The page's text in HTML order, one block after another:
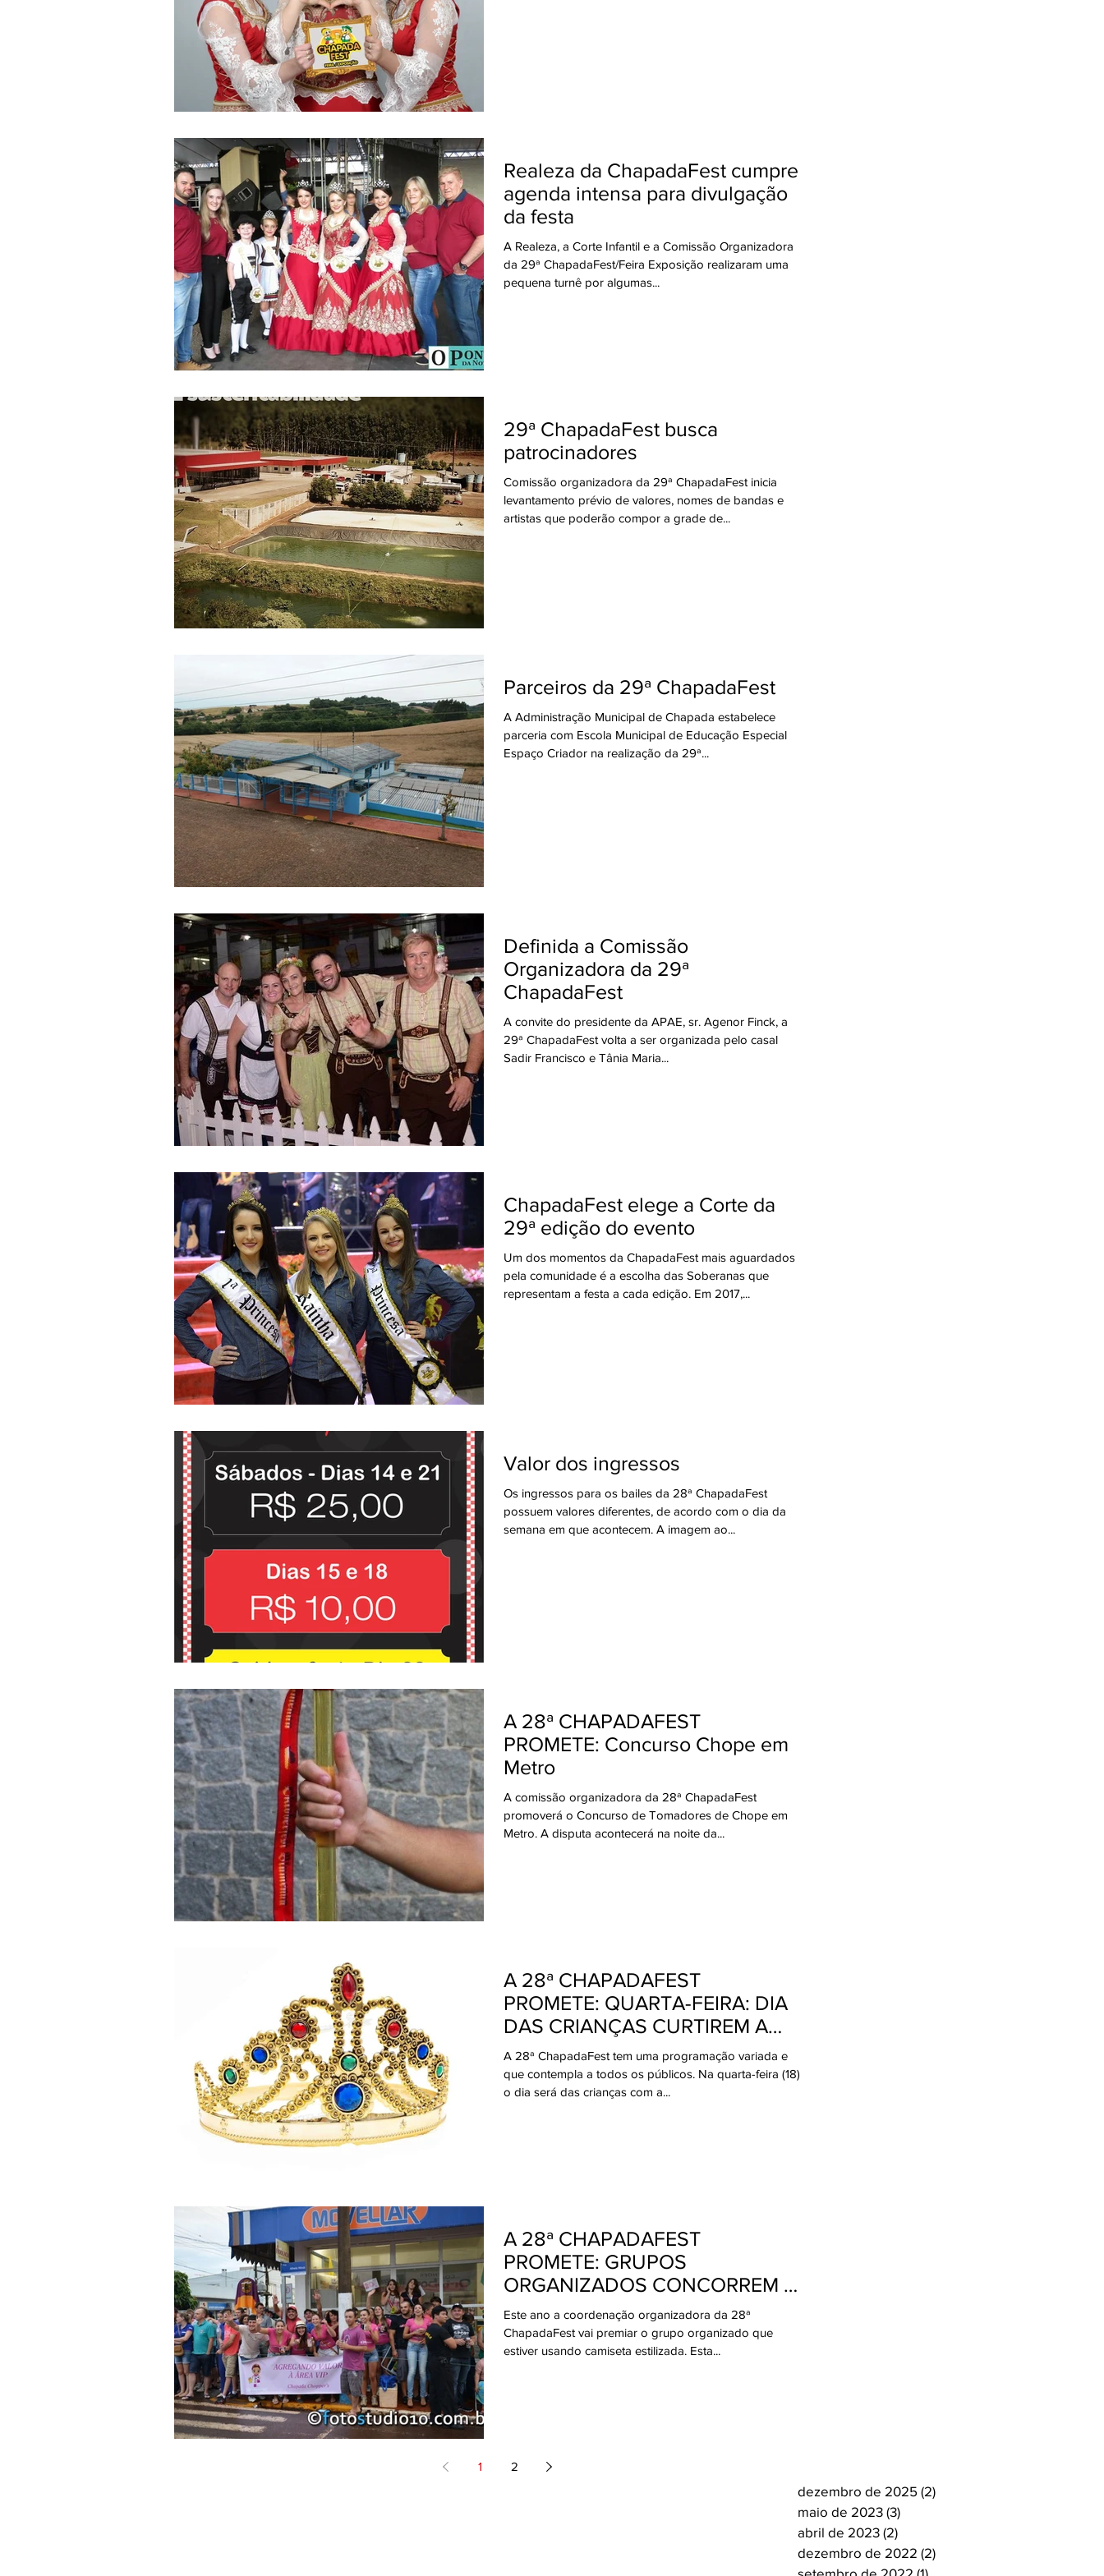
Realeza da ChapadaFest cumpre
agenda intensa para divulgação
da festa
A Realeza, a Corte Infantil e a Comissão Organizadora
da 29ª ChapadaFest/Feira Exposição realizaram uma
pequena turnê por algumas...
29ª ChapadaFest busca
patrocinadores
Comissão organizadora da 29ª ChapadaFest inicia
levantamento prévio de valores, nomes de bandas e
artistas que poderão compor a grade de...
Parceiros da 29ª ChapadaFest
A Administração Municipal de Chapada estabelece
parceria com Escola Municipal de Educação Especial
Espaço Criador na realização da 29ª...
Definida a Comissão
Organizadora da 29ª
ChapadaFest
A convite do presidente da APAE, sr. Agenor Finck, a
29ª ChapadaFest volta a ser organizada pelo casal
Sadir Francisco e Tânia Maria...
ChapadaFest elege a Corte da
29ª edição do evento
Um dos momentos da ChapadaFest mais aguardados
pela comunidade é a escolha das Soberanas que
representam a festa a cada edição. Em 2017,...
Valor dos ingressos
Os ingressos para os bailes da 28ª ChapadaFest
possuem valores diferentes, de acordo com o dia da
semana em que acontecem. A imagem ao...
A 28ª CHAPADAFEST
PROMETE: Concurso Chope em
Metro
A comissão organizadora da 28ª ChapadaFest
promoverá o Concurso de Tomadores de Chope em
Metro. A disputa acontecerá na noite da...
A 28ª CHAPADAFEST
PROMETE: QUARTA-FEIRA: DIA
DAS CRIANÇAS CURTIREM A
FESTA
A 28ª ChapadaFest tem uma programação variada e
que contempla a todos os públicos. Na quarta-feira (18)
o dia será das crianças com a...
A 28ª CHAPADAFEST
PROMETE: GRUPOS
ORGANIZADOS CONCORREM A
VALE CHOPE
Este ano a coordenação organizadora da 28ª
ChapadaFest vai premiar o grupo organizado que
estiver usando camiseta estilizada. Esta...
1 2
dezembro de 2025 (2)
maio de 2023 (3)
abril de 2023 (2)
dezembro de 2022 (2)
setembro de 2022 (1)